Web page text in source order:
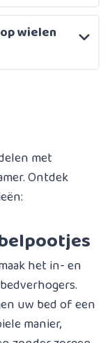
wielen
met
Ontdek
het in- en
uw bed of een
manier,